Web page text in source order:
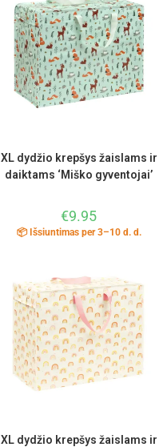
XL dydžio krepšys žaislams ir
daiktams ‘Miško gyventojai’
€9.95
📦 Išsiuntimas per 3–10 d. d.
XL dydžio krepšys žaislams ir